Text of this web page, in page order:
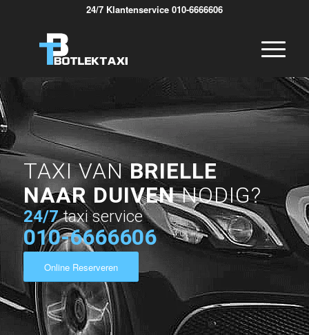
24/7 Klantenservice 010-6666606
TAXI VANBRIELLE
NAAR DUIVENNODIG?
24/7 taxi service
010-6666606
Online Reserveren